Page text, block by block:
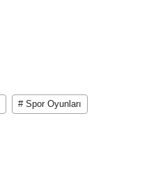
# Spor Oyunları